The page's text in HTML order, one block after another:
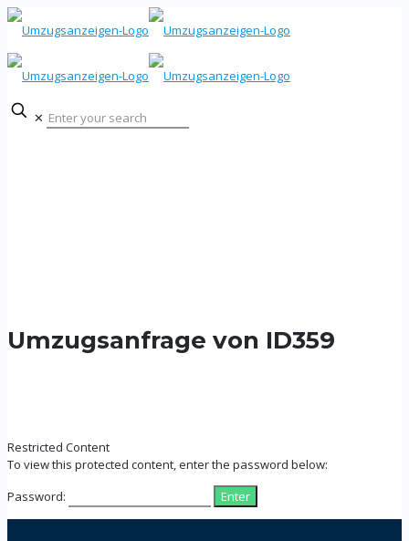
✕
Umzugsanfrage von ID359
Restricted Content
To view this protected content, enter the password below:
Password: